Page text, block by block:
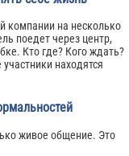
компании на несколько
поедет через центр,
Кто где? Кого ждать?
находятся
живое общение. Это